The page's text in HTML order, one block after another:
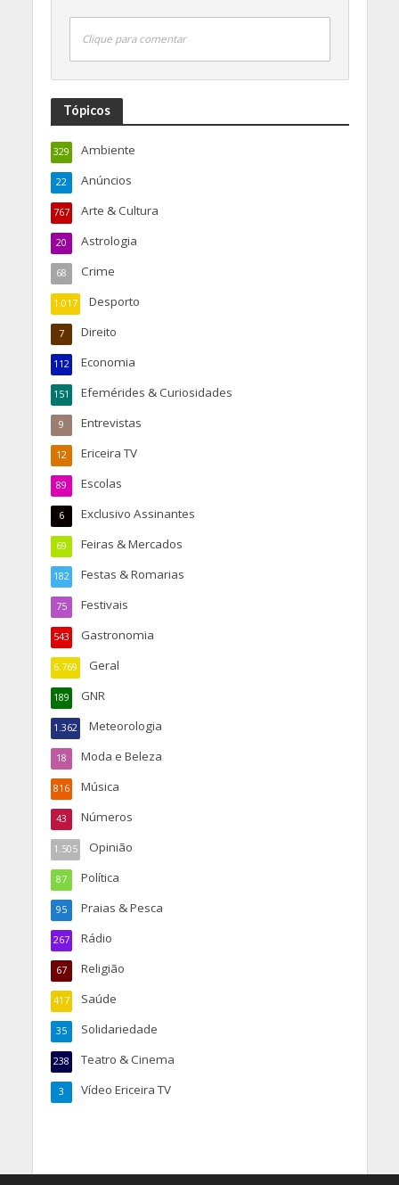
Clique para comentar
Tópicos
Ambiente
329
Anúncios
22
Arte & Cultura
767
Astrologia
20
Crime
68
Desporto
1.017
Direito
7
Economia
112
Efemérides & Curiosidades
151
Entrevistas
9
Ericeira TV
12
Escolas
89
Exclusivo Assinantes
6
Feiras & Mercados
69
Festas & Romarias
182
Festivais
75
Gastronomia
543
Geral
6.769
GNR
189
Meteorologia
1.362
Moda e Beleza
18
Música
816
Números
43
Opinião
1.505
Política
87
Praias & Pesca
95
Rádio
267
Religião
67
Saúde
417
Solidariedade
35
Teatro & Cinema
238
Vídeo Ericeira TV
3